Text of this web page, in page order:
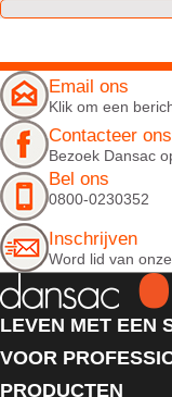
Email ons
Klik om een
Contacteer
Bezoek Dansac
Bel ons
0800-0230352
Inschrijven
Word lid van
LEVEN MET EEN
VOOR
PRODUCTEN